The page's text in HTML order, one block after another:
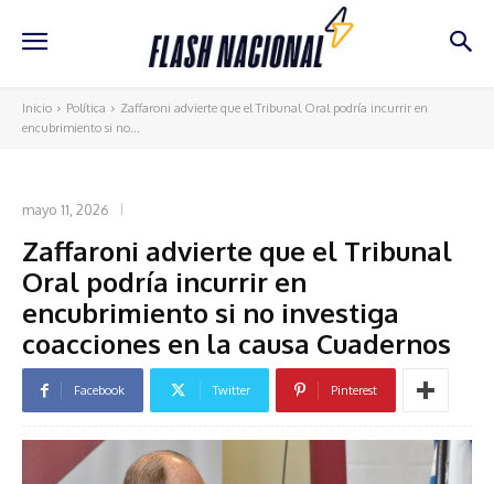
Inicio Política
Zaffaroni advierte que el Tribunal Oral podría incurrir en
encubrimiento si no...
mayo 11, 2026
Zaffaroni advierte que el Tribunal
Oral podría incurrir en
encubrimiento si no investiga
coacciones en la causa Cuadernos
Facebook Twitter Pinterest